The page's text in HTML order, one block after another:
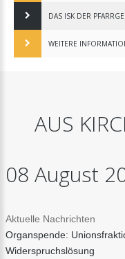
DAS ISK DER
UMFANG FINDEN SIE
WEITERE
AUS
08 August
Aktuelle Nachrichten
Organspende:
Widerspruchslösung